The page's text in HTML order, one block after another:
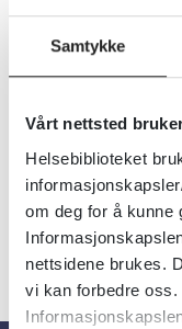
Samtykke
Vårt nettsted
Helsebiblioteket
om deg for å kunne
nettsidene brukes.
vi kan forbedre oss.
Detaljer
« 1 ...